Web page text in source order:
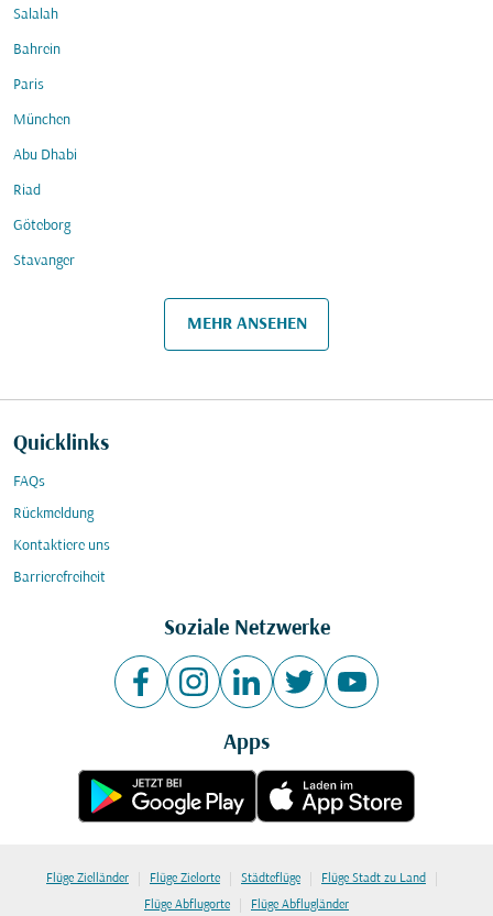
Salalah
Bahrein
Paris
München
Abu Dhabi
Riad
Göteborg
Stavanger
MEHR ANSEHEN
Quicklinks
FAQs
Rückmeldung
Kontaktiere uns
Barrierefreiheit
Soziale Netzwerke
Apps
Flüge Zielländer | Flüge Zielorte | Städteflüge | Flüge Stadt zu Land |
Flüge Abflugorte | Flüge Abflugländer